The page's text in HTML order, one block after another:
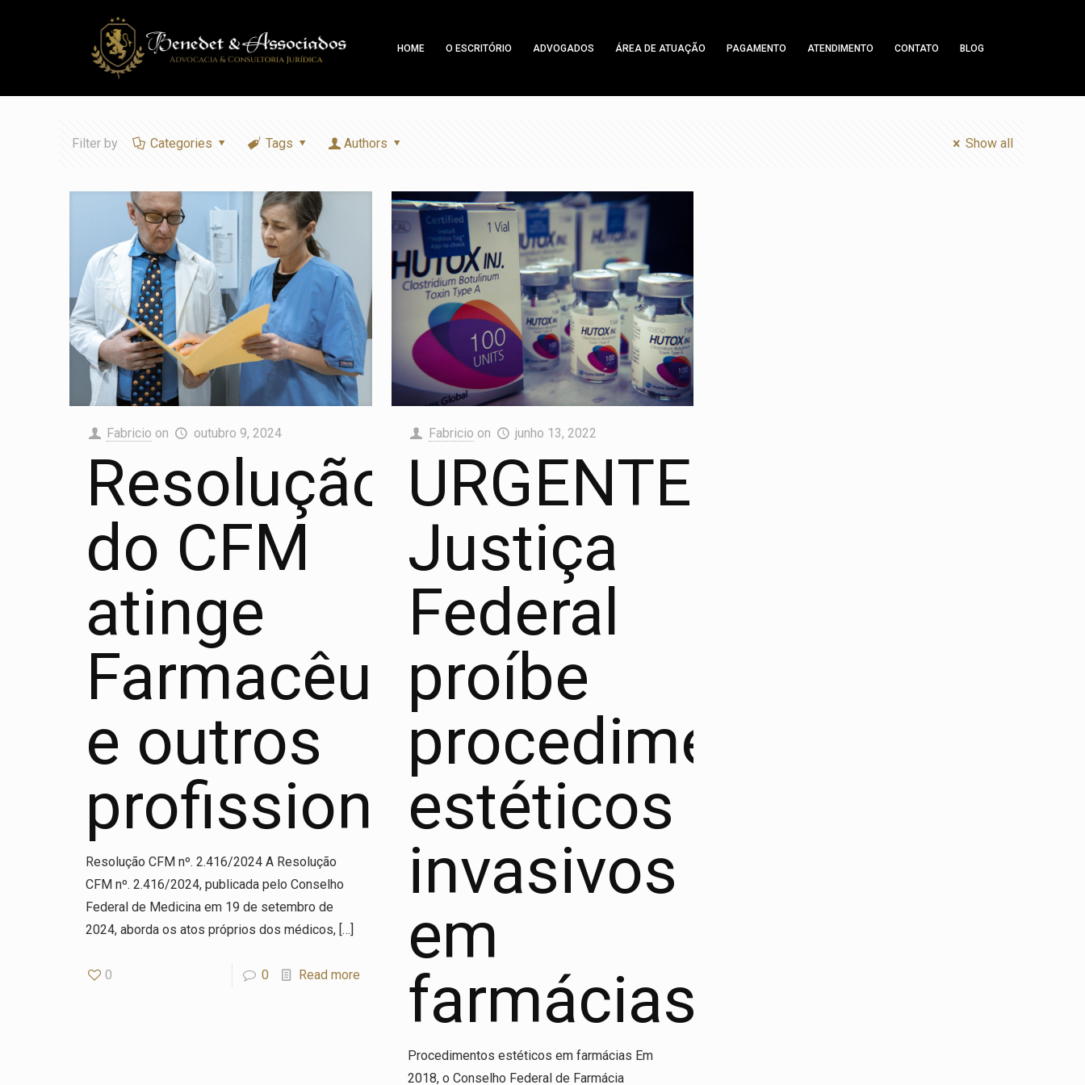
HOME O ESCRITÓRIO ADVOGADOS ÁREA DE ATUAÇÃO PAGAMENTO ATENDIMENTO CONTATO BLOG
Filter by Categories Tags Authors Show all
Fabricio on outubro 9, 2024
Resolução
do CFM
atinge
Farmacêuticos
e outros
profissionais
Resolução CFM nº. 2.416/2024 A Resolução
CFM nº. 2.416/2024, publicada pelo Conselho
Federal de Medicina em 19 de setembro de
2024, aborda os atos próprios dos médicos,[…]
0 0 Read more
Fabricio on junho 13, 2022
URGENTE!
Justiça
Federal
proíbe
procedimentos
estéticos
invasivos
em
farmácias
Procedimentos estéticos em farmácias Em
2018, o Conselho Federal de Farmácia